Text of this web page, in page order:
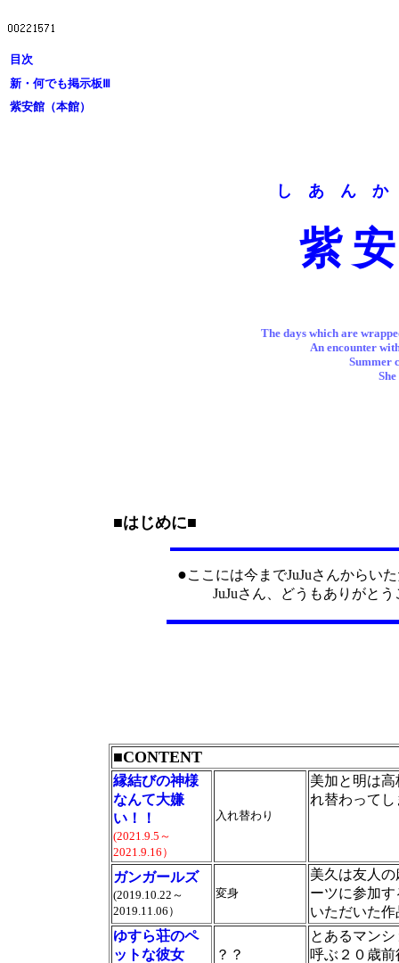
目次
新・何でも掲示板Ⅲ
紫安館（本館）
し あ ん
紫
The days which are
An encounter
Summer
■はじめに■
●ここには今までJuJuさんからい
JuJuさん、どうもありがとうご
■CONTENT
縁結びの神様
なんて大嫌
い！！
(2021.9.5～
2021.9.16）
入れ替わり
美加と明は
れ替わって
ガンガールズ
(2019.10.22～
2019.11.06）
変身
美久は友人
ーツに参加
いただいた
ゆすら荘のペ
ットな彼女
？？
とあるマン
呼ぶ２０歳